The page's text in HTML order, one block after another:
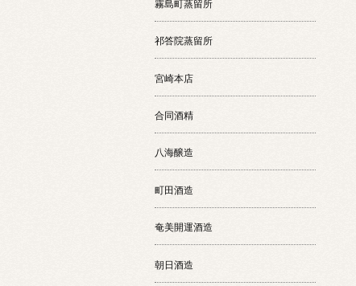
霧島町蒸留所
祁答院蒸留所
宮崎本店
合同酒精
八海醸造
町田酒造
奄美開運酒造
朝日酒造